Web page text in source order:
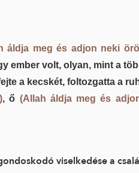
áldja meg és adjon neki
ember volt, olyan, mint a
a kecskét, foltozgatta a
, ő (Allah áldja meg és
viselkedése a